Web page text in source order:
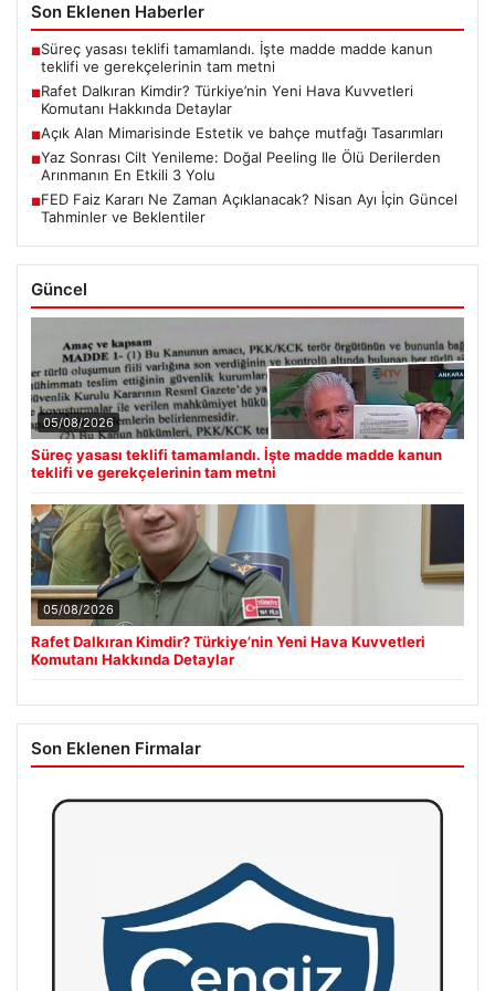
Son Eklenen Haberler
■Süreç yasası teklifi tamamlandı. İşte madde madde kanun
teklifi ve gerekçelerinin tam metni
■Rafet Dalkıran Kimdir? Türkiye’nin Yeni Hava Kuvvetleri
Komutanı Hakkında Detaylar
■Açık Alan Mimarisinde Estetik ve bahçe mutfağı Tasarımları
■Yaz Sonrası Cilt Yenileme: Doğal Peeling Ile Ölü Derilerden
Arınmanın En Etkili 3 Yolu
■FED Faiz Kararı Ne Zaman Açıklanacak? Nisan Ayı İçin Güncel
Tahminler ve Beklentiler
Güncel
05/08/2026
Süreç yasası teklifi tamamlandı. İşte madde madde kanun
teklifi ve gerekçelerinin tam metni
05/08/2026
Rafet Dalkıran Kimdir? Türkiye’nin Yeni Hava Kuvvetleri
Komutanı Hakkında Detaylar
Son Eklenen Firmalar